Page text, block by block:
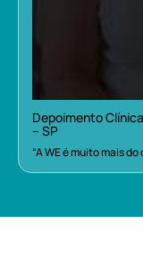
Depoimento
– SP
“A WE é muito mais